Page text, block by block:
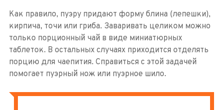
Как правило, пуэру придают форму блина (лепешки),
кирпича, точи или гриба. Заваривать целиком можно
только порционный чай в виде миниатюрных
таблеток. В остальных случаях приходится отделять
порцию для чаепития. Справиться с этой задачей
помогает пуэрный нож или пуэрное шило.